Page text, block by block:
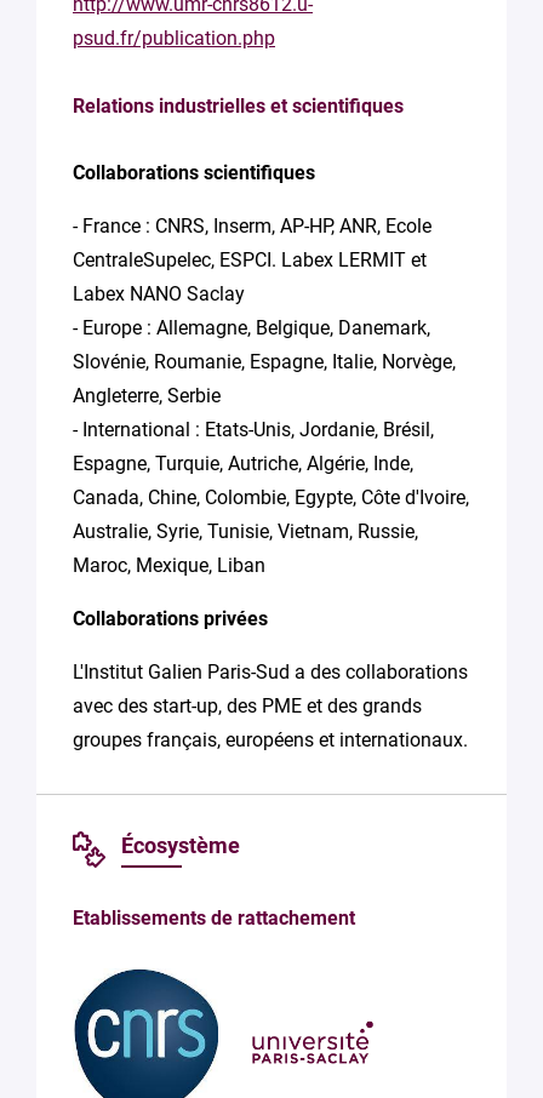
psud.fr/publication.php
Relations industrielles et scientifiques
Collaborations scientifiques
- France : CNRS, Inserm, AP-HP, ANR, Ecole
CentraleSupelec, ESPCI. Labex LERMIT et
Labex NANO Saclay
- Europe : Allemagne, Belgique, Danemark,
Slovénie, Roumanie, Espagne, Italie, Norvège,
Angleterre, Serbie
- International : Etats-Unis, Jordanie, Brésil,
Espagne, Turquie, Autriche, Algérie, Inde,
Canada, Chine, Colombie, Egypte, Côte d'Ivoire,
Australie, Syrie, Tunisie, Vietnam, Russie,
Maroc, Mexique, Liban
Collaborations privées
L'Institut Galien Paris-Sud a des collaborations
avec des start-up, des PME et des grands
groupes français, européens et internationaux.
Écosystème
Etablissements de rattachement